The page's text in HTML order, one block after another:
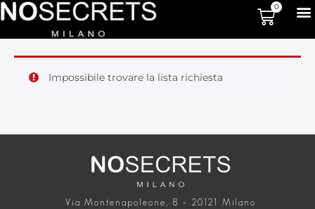
0
Impossibile trovare la lista richiesta
Via Montenapoleone, 8 – 20121 Milano